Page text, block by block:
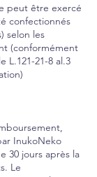
peut être exercé
confectionnés
selon les
(conformément
L.121-21-8 al.3
InukoNeko
30 jours après la
Le